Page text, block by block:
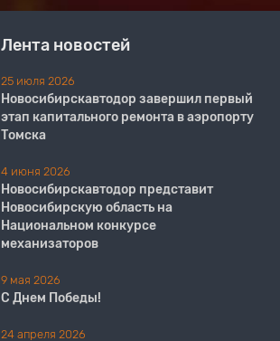
Лента новостей
25 июля 2026
Новосибирскавтодор завершил первый
этап капитального ремонта в аэропорту
Томска
4 июня 2026
Новосибирскавтодор представит
Новосибирскую область на
Национальном конкурсе
механизаторов
9 мая 2026
С Днем Победы!
24 апреля 2026